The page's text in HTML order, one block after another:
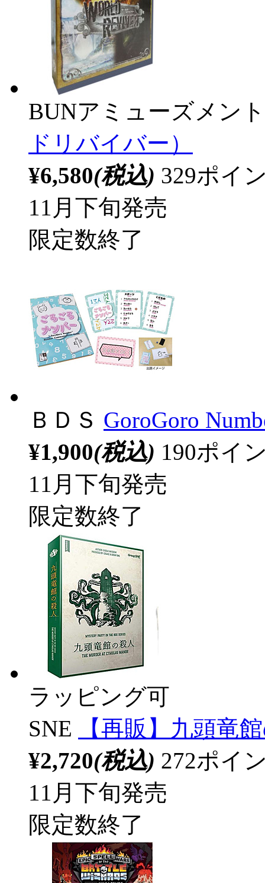
BUNアミューズメント
ドリバイバー）
¥6,580(税込) 329ポイ
11月下旬発売
限定数終了
ＢＤＳ GoroGoro
¥1,900(税込) 190ポイ
11月下旬発売
限定数終了
ラッピング可
SNE
【再販】九頭竜
¥2,720(税込) 272ポイ
11月下旬発売
限定数終了